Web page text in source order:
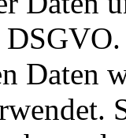
Daten